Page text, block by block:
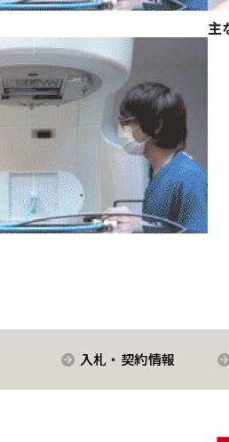
主
入札・契約情報